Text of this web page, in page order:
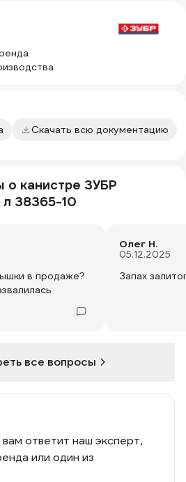
канистр в
типа
Скачать всю документацию
о канистре ЗУБР
38365-10
в продаже?
Олег Н.
05.12.2025
Запах
все вопросы
ответит наш эксперт,
или один из